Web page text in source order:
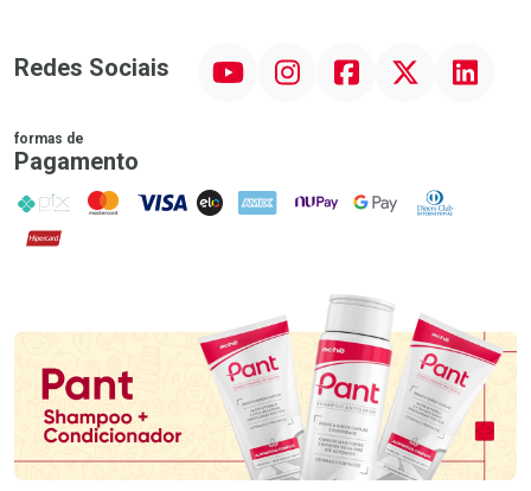
Redes Sociais InstagramFacebook Linkedin
formas de
Pagamento
PIX MasterCard
VISA ELO AMEX NuPay Google PayDiners Club
Hipercard
Promoção em Destaque